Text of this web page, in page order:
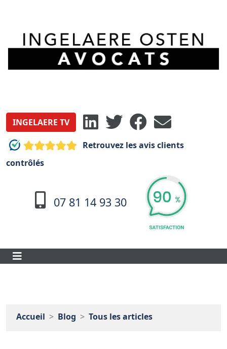
INGELAERE TV
Retrouvez les avis clients
contrôlés
07 81 14 93 30
Accueil Blog Tous les articles